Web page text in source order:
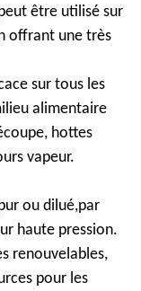
être utilisé sur
offrant une très
sur tous les
alimentaire
hottes
vapeur.
ou dilué,par
haute pression.
renouvelables,
pour les